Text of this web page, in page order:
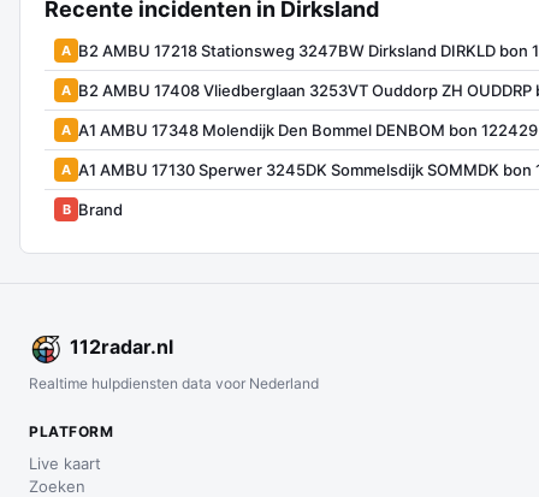
Recente incidenten in Dirksland
A B2 AMBU 17218 Stationsweg 3247BW Dirksland DIRKLD bon
A B2 AMBU 17408 Vliedberglaan 3253VT Ouddorp ZH
A A1 AMBU 17348 Molendijk Den Bommel DENBOM bon 122429
A A1 AMBU 17130 Sperwer 3245DK Sommelsdijk SOMMDK bon
B Brand
112radar.nl
Realtime hulpdiensten data voor Nederland
PLATFORM
Live kaart
Zoeken